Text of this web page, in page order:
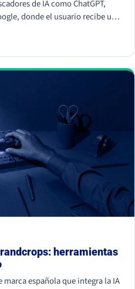
de IA como ChatGPT,
donde el usuario recibe una
de terceros y demostrar
la IA ya decide a quién
herramientas
española que integra la IA